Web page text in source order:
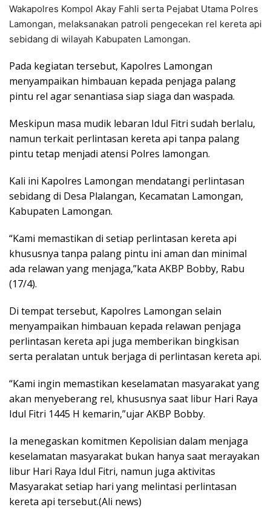
Wakapolres Kompol Akay Fahli serta Pejabat Utama Polres
Lamongan, melaksanakan patroli pengecekan rel kereta api
sebidang di wilayah Kabupaten Lamongan.
Pada kegiatan tersebut, Kapolres Lamongan
menyampaikan himbauan kepada penjaga palang
pintu rel agar senantiasa siap siaga dan waspada.
Meskipun masa mudik lebaran Idul Fitri sudah berlalu,
namun terkait perlintasan kereta api tanpa palang
pintu tetap menjadi atensi Polres lamongan.
Kali ini Kapolres Lamongan mendatangi perlintasan
sebidang di Desa Plalangan, Kecamatan Lamongan,
Kabupaten Lamongan.
“Kami memastikan di setiap perlintasan kereta api
khususnya tanpa palang pintu ini aman dan minimal
ada relawan yang menjaga,”kata AKBP Bobby, Rabu
(17/4).
Di tempat tersebut, Kapolres Lamongan selain
menyampaikan himbauan kepada relawan penjaga
perlintasan kereta api juga memberikan bingkisan
serta peralatan untuk berjaga di perlintasan kereta api.
“Kami ingin memastikan keselamatan masyarakat yang
akan menyeberang rel, khususnya saat libur Hari Raya
Idul Fitri 1445 H kemarin,”ujar AKBP Bobby.
Ia menegaskan komitmen Kepolisian dalam menjaga
keselamatan masyarakat bukan hanya saat merayakan
libur Hari Raya Idul Fitri, namun juga aktivitas
Masyarakat setiap hari yang melintasi perlintasan
kereta api tersebut.(Ali news)